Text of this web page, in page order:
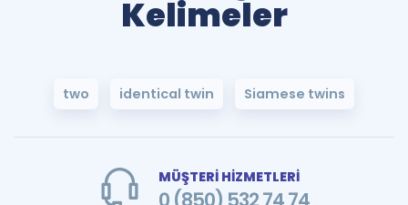
Kelimeler
two identical twin Siamese twins
MÜŞTERİ HİZMETLERİ
0 (850) 532 74 74